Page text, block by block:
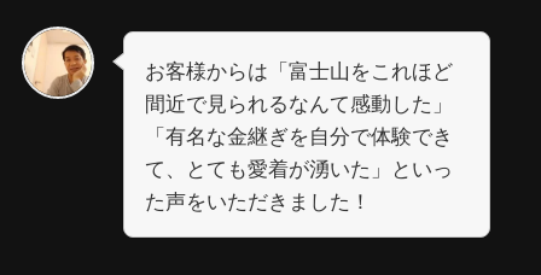
お客様からは「富士山をこれほど
間近で見られるなんて感動した」
「有名な金継ぎを自分で体験でき
て、とても愛着が湧いた」といっ
た声をいただきました！